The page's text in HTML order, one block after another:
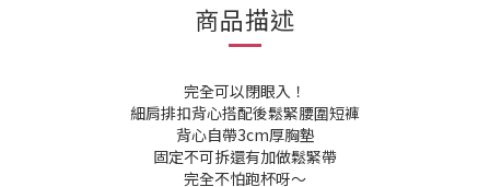
商品描述
完全可以閉眼入！
細肩排扣背心搭配後鬆緊腰圍短褲
背心自帶3cm厚胸墊
固定不可拆還有加做鬆緊帶
完全不怕跑杯呀～